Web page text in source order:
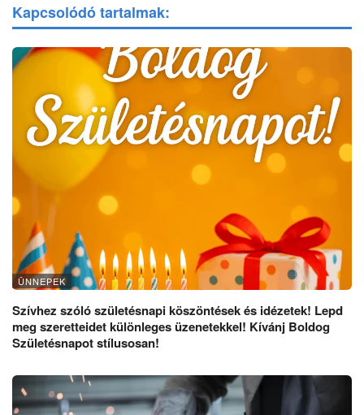
Kapcsolódó tartalmak:
ÜNNEPEK
Szívhez szóló születésnapi köszöntések és idézetek! Lepd
meg szeretteidet különleges üzenetekkel! Kívánj Boldog
Születésnapot stílusosan!